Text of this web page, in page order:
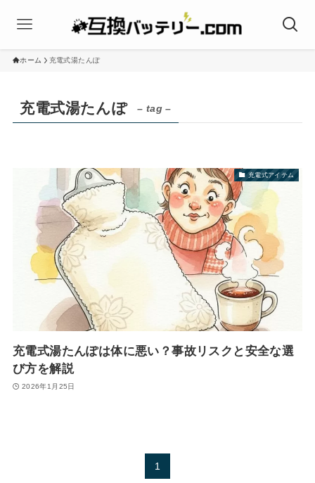
ホーム 充電式湯たんぽ
充電式湯たんぽ – tag –
充電式アイテム
充電式湯たんぽは体に悪い？事故リスクと安全な選
び方を解説
2026年1月25日
1